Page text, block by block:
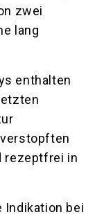
zwei
lang
enthalten
rezeptfrei in
Indikation bei